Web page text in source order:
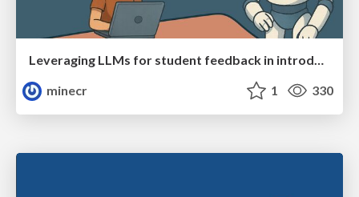
minecr
1 330